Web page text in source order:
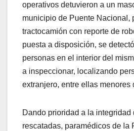
operativos detuvieron a un
municipio de Puente Nacional,
tractocamión con reporte de
puesta a disposición, se
personas en el interior del
a inspeccionar, localizando
extranjero, entre ellas menores
Dando prioridad a la integridad
rescatadas, paramédicos de la